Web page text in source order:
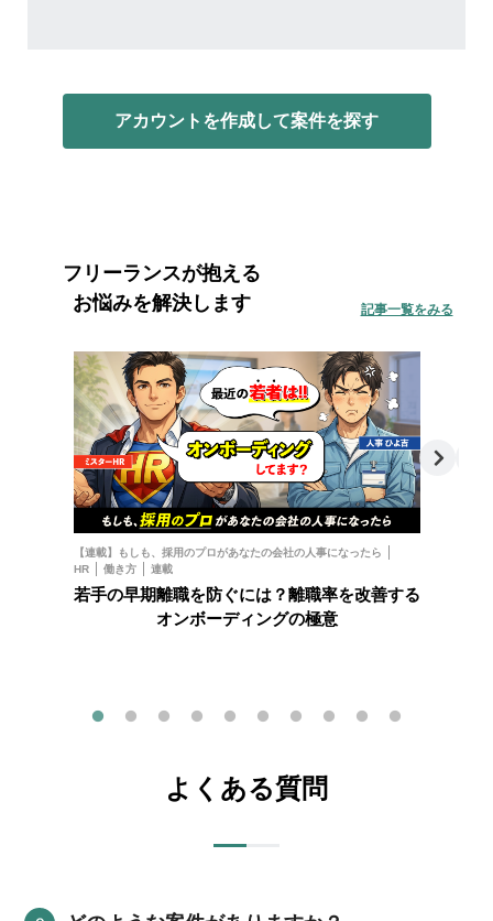
アカウントを作成して案件を探す
フリーランスが抱える
お悩みを解決します
【連載】もしも、採用のプロがあなたの会社の人事になったら
HR
働き方 連載
若手の早期離職を防ぐには？離職率を改善する
オンボーディングの極意
記事一覧をみる
よくある質問